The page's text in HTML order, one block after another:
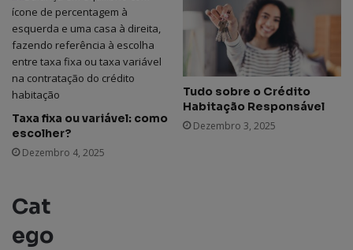
Taxa fixa ou variável: como
escolher?
Dezembro 4, 2025
Tudo sobre o Crédito
Habitação Responsável
Dezembro 3, 2025
Cat
ego